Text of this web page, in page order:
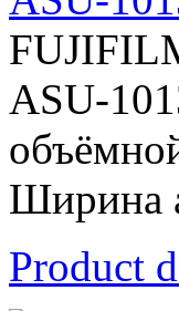
ASU-
Ширина
Product